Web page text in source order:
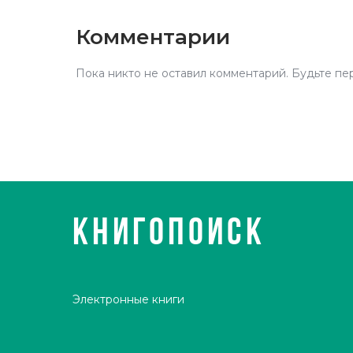
Комментарии
Пока никто не оставил комментарий. Будьте
КНИГОПОИСК
Электронные книги